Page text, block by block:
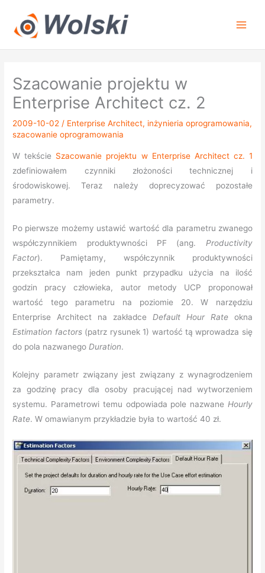
treści
Szacowanie projektu w
Enterprise Architect cz. 2
2009-10-02/ Enterprise Architect, inżynieria oprogramowania,
szacowanie oprogramowania
W tekście Szacowanie projektu w Enterprise Architect cz. 1
zdefiniowałem czynniki złożoności technicznej i
środowiskowej. Teraz należy doprecyzować pozostałe
parametry.
Po pierwsze możemy ustawić wartość dla parametru zwanego
współczynnikiem produktywności PF (ang. Productivity
Factor). Pamiętamy, współczynnik produktywności
przekształca nam jeden punkt przypadku użycia na ilość
godzin pracy człowieka, autor metody UCP proponował
wartość tego parametru na poziomie 20. W narzędziu
Enterprise Architect na zakładce Default Hour Rate okna
Estimation factors(patrz rysunek 1) wartość tą wprowadza się
do pola nazwanego Duration.
Kolejny parametr związany jest związany z wynagrodzeniem
za godzinę pracy dla osoby pracującej nad wytworzeniem
systemu. Parametrowi temu odpowiada pole nazwane Hourly
Rate. W omawianym przykładzie była to wartość 40 zł.